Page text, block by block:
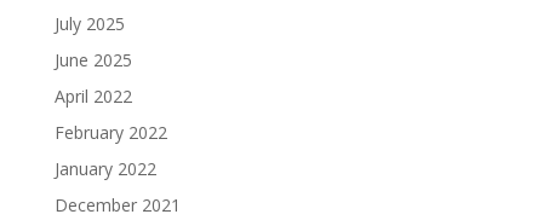
July 2025
June 2025
April 2022
February 2022
January 2022
December 2021